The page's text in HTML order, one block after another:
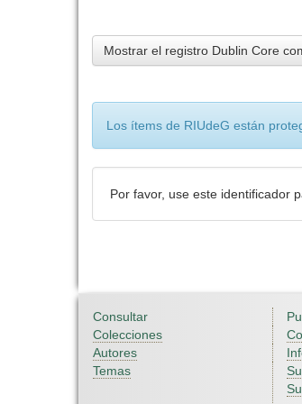
Mostrar el registro Dublin Core
Los ítems de RIUdeG están
Por favor, use este identificador
Consultar
Colecciones
Autores
Temas